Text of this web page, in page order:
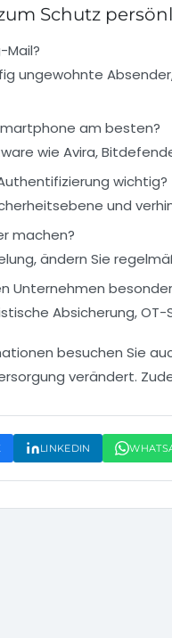
Schutz
Mail?
ungewohnte
am besten?
wie Avira,
wichtig?
und
machen?
ändern Sie
Unternehmen
Absicherung,
besuchen Sie
verändert.
LINKEDIN